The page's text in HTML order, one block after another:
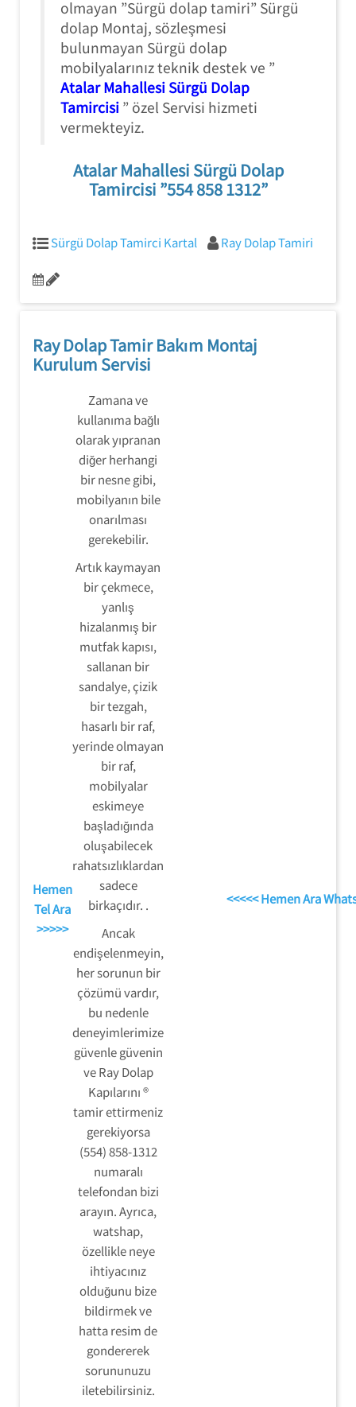
olmayan ”Sürgü dolap tamiri” Sürgü
dolap Montaj, sözleşmesi
bulunmayan Sürgü dolap
mobilyalarınız teknik destek ve ”
Atalar Mahallesi Sürgü Dolap
Tamircisi ” özel Servisi hizmeti
vermekteyiz.
Atalar Mahallesi Sürgü Dolap
Tamircisi ”554 858 1312”
Sürgü Dolap Tamirci Kartal Ray Dolap Tamiri
Ray Dolap Tamir Bakım Montaj
Kurulum Servisi
Hemen
Tel Ara
>>>>>
Zamana ve
kullanıma bağlı
olarak yıpranan
diğer herhangi
bir nesne gibi,
mobilyanın bile
onarılması
gerekebilir.
Artık kaymayan
bir çekmece,
yanlış
hizalanmış bir
mutfak kapısı,
sallanan bir
sandalye, çizik
bir tezgah,
hasarlı bir raf,
yerinde olmayan
bir raf,
mobilyalar
eskimeye
başladığında
oluşabilecek
rahatsızlıklardan
sadece
birkaçıdır. .
Ancak
endişelenmeyin,
her sorunun bir
çözümü vardır,
bu nedenle
deneyimlerimize
güvenle güvenin
ve Ray Dolap
Kapılarını ®
tamir ettirmeniz
gerekiyorsa
(554) 858-1312
numaralı
telefondan bizi
arayın. Ayrıca,
watshap,
özellikle neye
ihtiyacınız
olduğunu bize
bildirmek ve
hatta resim de
gondererek
sorununuzu
iletebilirsiniz.
<<<<< Hemen Ara